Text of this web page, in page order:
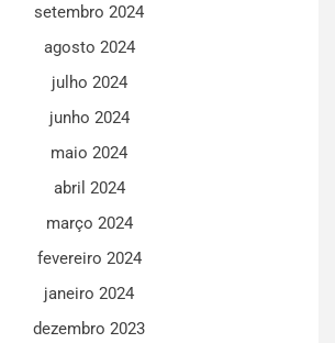
setembro 2024
agosto 2024
julho 2024
junho 2024
maio 2024
abril 2024
março 2024
fevereiro 2024
janeiro 2024
dezembro 2023